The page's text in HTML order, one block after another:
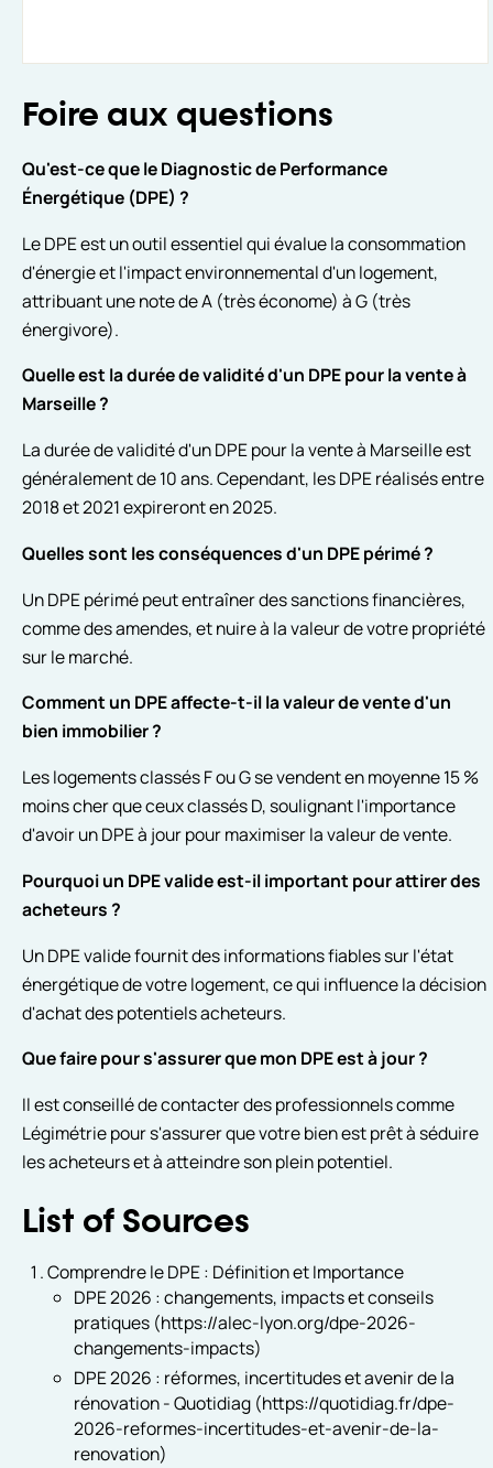
Foire aux questions
Qu'est-ce que le Diagnostic de Performance
Énergétique (DPE) ?
Le DPE est un outil essentiel qui évalue la consommation
d'énergie et l'impact environnemental d'un logement,
attribuant une note de A (très économe) à G (très
énergivore).
Quelle est la durée de validité d'un DPE pour la vente à
Marseille ?
La durée de validité d'un DPE pour la vente à Marseille est
généralement de 10 ans. Cependant, les DPE réalisés entre
2018 et 2021 expireront en 2025.
Quelles sont les conséquences d'un DPE périmé ?
Un DPE périmé peut entraîner des sanctions financières,
comme des amendes, et nuire à la valeur de votre propriété
sur le marché.
Comment un DPE affecte-t-il la valeur de vente d'un
bien immobilier ?
Les logements classés F ou G se vendent en moyenne 15 %
moins cher que ceux classés D, soulignant l'importance
d'avoir un DPE à jour pour maximiser la valeur de vente.
Pourquoi un DPE valide est-il important pour attirer des
acheteurs ?
Un DPE valide fournit des informations fiables sur l'état
énergétique de votre logement, ce qui influence la décision
d'achat des potentiels acheteurs.
Que faire pour s'assurer que mon DPE est à jour ?
Il est conseillé de contacter des professionnels comme
Légimétrie pour s'assurer que votre bien est prêt à séduire
les acheteurs et à atteindre son plein potentiel.
List of Sources
Comprendre le DPE : Définition et Importance
DPE 2026 : changements, impacts et conseils
pratiques (https://alec-lyon.org/dpe-2026-
changements-impacts)
DPE 2026 : réformes, incertitudes et avenir de la
rénovation - Quotidiag (https://quotidiag.fr/dpe-
2026-reformes-incertitudes-et-avenir-de-la-
renovation)